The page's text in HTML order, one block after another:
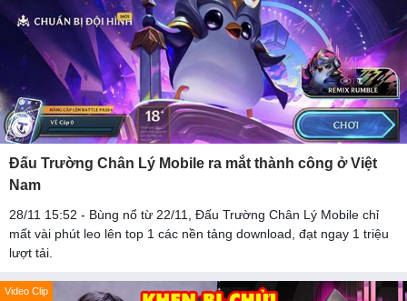
Đấu Trường Chân Lý Mobile ra mắt thành công ở Việt
Nam
28/11 15:52 - Bùng nổ từ 22/11, Đấu Trường Chân Lý Mobile chỉ
mất vài phút leo lên top 1 các nền tảng download, đạt ngay 1 triệu
lượt tải.
Video Clip